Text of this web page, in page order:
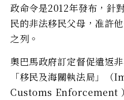
政命令是2012年發布，針
民的非法移民父母，准許
之列。
奧巴馬政府訂定督促遣返
「移民及海關執法局」
Customs Enforcement